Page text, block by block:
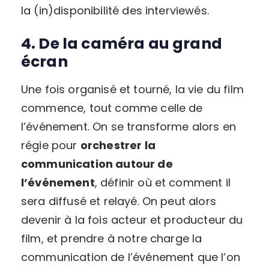
la (in)disponibilité des interviewés.
4. De la caméra au grand
écran
Une fois organisé et tourné, la vie du film
commence, tout comme celle de
l’événement. On se transforme alors en
régie pour orchestrer la
communication autour de
l’événement, définir où et comment il
sera diffusé et relayé. On peut alors
devenir à la fois acteur et producteur du
film, et prendre à notre charge la
communication de l’événement que l’on